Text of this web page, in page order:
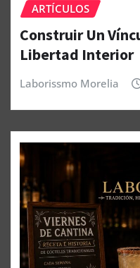
ARTÍCULOS
Construir Un
Libertad Interior
Laborissmo Morelia